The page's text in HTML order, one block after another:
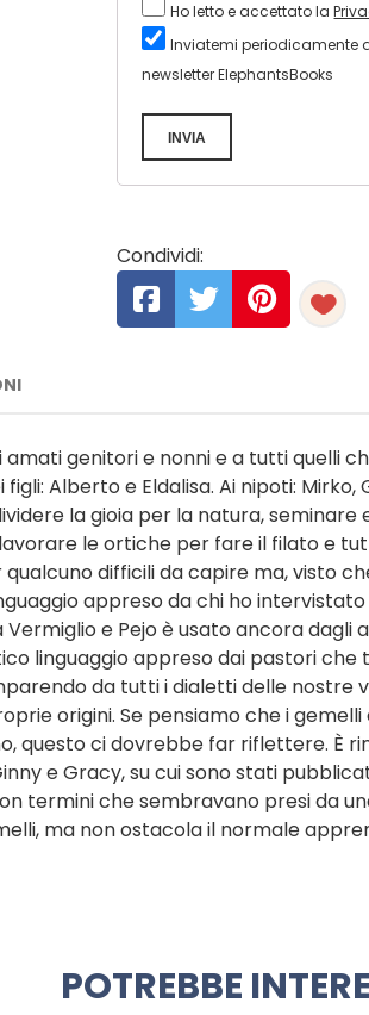
Ho letto e accettato la
Inviatemi periodicamente
newsletter ElephantsBooks
INVIA
Condividi:
genitori e nonni e a tutti quelli
Alberto e Eldalisa. Ai nipoti:
la gioia per la natura,
le ortiche per fare il filato e
difficili da capire ma, visto
appreso da chi ho
e Pejo è usato ancora dagli
linguaggio appreso dai pastori
da tutti i dialetti delle nostre
origini. Se pensiamo che i
questo ci dovrebbe far riflettere. È
e Gracy, su cui sono stati
termini che sembravano presi da
ma non ostacola il normale
POTREBBE